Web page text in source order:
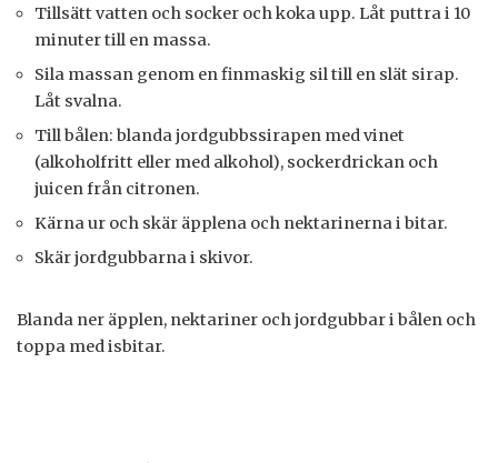
Tillsätt vatten och socker och koka upp. Låt puttra i 10
minuter till en massa.
Sila massan genom en finmaskig sil till en slät sirap.
Låt svalna.
Till bålen: blanda jordgubbssirapen med vinet
(alkoholfritt eller med alkohol), sockerdrickan och
juicen från citronen.
Kärna ur och skär äpplena och nektarinerna i bitar.
Skär jordgubbarna i skivor.
Blanda ner äpplen, nektariner och jordgubbar i bålen och
toppa med isbitar.